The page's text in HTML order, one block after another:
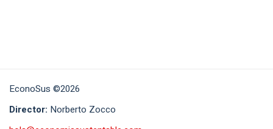
EconoSus ©2026
Director: Norberto Zocco